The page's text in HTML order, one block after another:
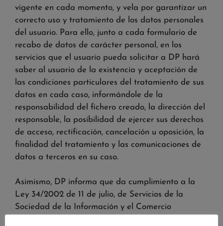
vigente en cada momento, y vela por garantizar un
correcto uso y tratamiento de los datos personales
del usuario. Para ello, junto a cada formulario de
recabo de datos de carácter personal, en los
servicios que el usuario pueda solicitar a DP hará
saber al usuario de la existencia y aceptación de
las condiciones particulares del tratamiento de sus
datos en cada caso, informándole de la
responsabilidad del fichero creado, la dirección del
responsable, la posibilidad de ejercer sus derechos
de acceso, rectificación, cancelación u oposición, la
finalidad del tratamiento y las comunicaciones de
datos a terceros en su caso.
Asimismo, DP informa que da cumplimiento a la
Ley 34/2002 de 11 de julio, de Servicios de la
Sociedad de la Información y el Comercio